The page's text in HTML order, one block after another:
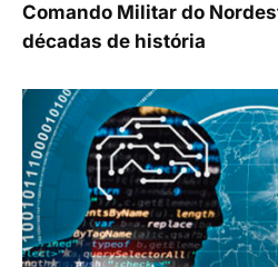
Comando Militar do
décadas de história